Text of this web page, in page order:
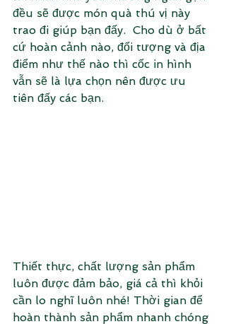
đều sẽ được món quà thú vị này
trao đi giúp bạn đấy.  Cho dù ở bất
cứ hoàn cảnh nào, đối tượng và địa
điểm như thế nào thì cốc in hình
vẫn sẽ là lựa chọn nên được ưu
tiên đấy các bạn.
Thiết thực, chất lượng sản phẩm
luôn được đảm bảo, giá cả thì khỏi
cần lo nghĩ luôn nhé! Thời gian để
hoàn thành sản phẩm nhanh chóng